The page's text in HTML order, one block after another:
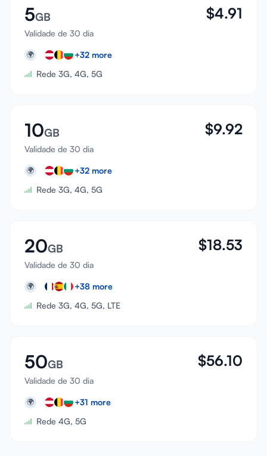
5GB
Validade de 30 dia
$4.91
🌍 +32 more
Rede 3G, 4G, 5G
10GB
Validade de 30 dia
$9.92
🌍 +32 more
Rede 3G, 4G, 5G
20GB
Validade de 30 dia
$18.53
🌍 +38 more
Rede 3G, 4G, 5G, LTE
50GB
Validade de 30 dia
$56.10
🌍 +31 more
Rede 4G, 5G